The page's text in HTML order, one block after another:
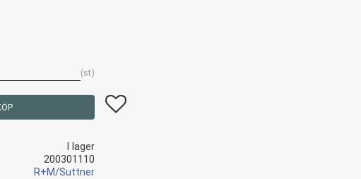
st
Lägg till i favoriter
I lager
200301110
R+M/Suttner